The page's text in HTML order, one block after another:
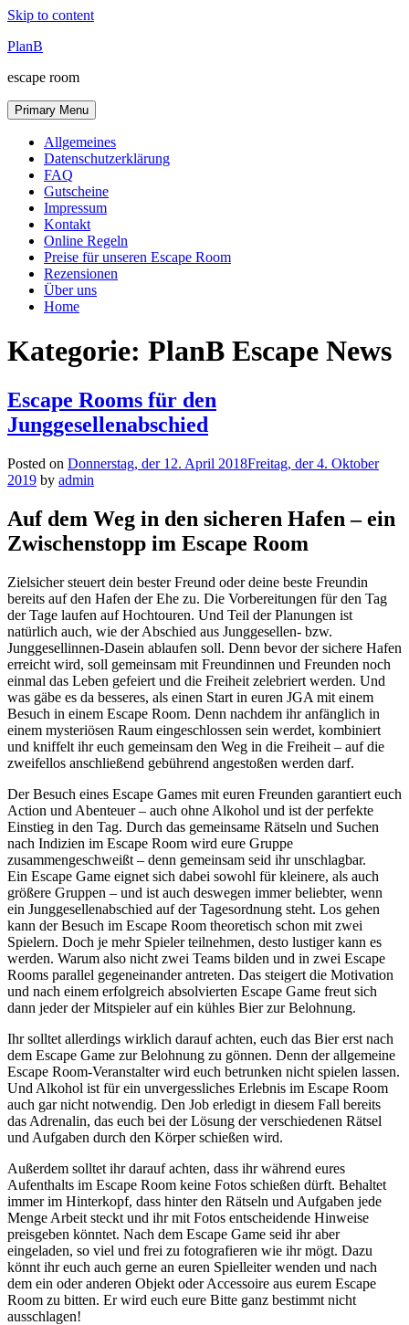
Skip to content
PlanB
escape room
Primary Menu
Allgemeines
Datenschutzerklärung
FAQ
Gutscheine
Impressum
Kontakt
Online Regeln
Preise für unseren Escape Room
Rezensionen
Über uns
Home
Kategorie: PlanB Escape News
Escape Rooms für den
Junggesellenabschied
Posted on Donnerstag, der 12. April 2018Freitag, der 4. Oktober
2019 by admin
Auf dem Weg in den sicheren Hafen – ein
Zwischenstopp im Escape Room
Zielsicher steuert dein bester Freund oder deine beste Freundin
bereits auf den Hafen der Ehe zu. Die Vorbereitungen für den Tag
der Tage laufen auf Hochtouren. Und Teil der Planungen ist
natürlich auch, wie der Abschied aus Junggesellen- bzw.
Junggesellinnen-Dasein ablaufen soll. Denn bevor der sichere Hafen
erreicht wird, soll gemeinsam mit Freundinnen und Freunden noch
einmal das Leben gefeiert und die Freiheit zelebriert werden. Und
was gäbe es da besseres, als einen Start in euren JGA mit einem
Besuch in einem Escape Room. Denn nachdem ihr anfänglich in
einem mysteriösen Raum eingeschlossen sein werdet, kombiniert
und kniffelt ihr euch gemeinsam den Weg in die Freiheit – auf die
zweifellos anschließend gebührend angestoßen werden darf.
Der Besuch eines Escape Games mit euren Freunden garantiert euch
Action und Abenteuer – auch ohne Alkohol und ist der perfekte
Einstieg in den Tag. Durch das gemeinsame Rätseln und Suchen
nach Indizien im Escape Room wird eure Gruppe
zusammengeschweißt – denn gemeinsam seid ihr unschlagbar.
Ein Escape Game eignet sich dabei sowohl für kleinere, als auch
größere Gruppen – und ist auch deswegen immer beliebter, wenn
ein Junggesellenabschied auf der Tagesordnung steht. Los gehen
kann der Besuch im Escape Room theoretisch schon mit zwei
Spielern. Doch je mehr Spieler teilnehmen, desto lustiger kann es
werden. Warum also nicht zwei Teams bilden und in zwei Escape
Rooms parallel gegeneinander antreten. Das steigert die Motivation
und nach einem erfolgreich absolvierten Escape Game freut sich
dann jeder der Mitspieler auf ein kühles Bier zur Belohnung.
Ihr solltet allerdings wirklich darauf achten, euch das Bier erst nach
dem Escape Game zur Belohnung zu gönnen. Denn der allgemeine
Escape Room-Veranstalter wird euch betrunken nicht spielen lassen.
Und Alkohol ist für ein unvergessliches Erlebnis im Escape Room
auch gar nicht notwendig. Den Job erledigt in diesem Fall bereits
das Adrenalin, das euch bei der Lösung der verschiedenen Rätsel
und Aufgaben durch den Körper schießen wird.
Außerdem solltet ihr darauf achten, dass ihr während eures
Aufenthalts im Escape Room keine Fotos schießen dürft. Behaltet
immer im Hinterkopf, dass hinter den Rätseln und Aufgaben jede
Menge Arbeit steckt und ihr mit Fotos entscheidende Hinweise
preisgeben könntet. Nach dem Escape Game seid ihr aber
eingeladen, so viel und frei zu fotografieren wie ihr mögt. Dazu
könnt ihr euch auch gerne an euren Spielleiter wenden und nach
dem ein oder anderen Objekt oder Accessoire aus eurem Escape
Room zu bitten. Er wird euch eure Bitte ganz bestimmt nicht
ausschlagen!